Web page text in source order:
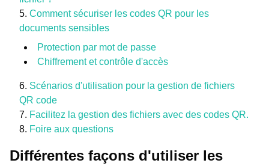
Comment sécuriser les codes QR pour les
documents sensibles
Protection par mot de passe
Chiffrement et contrôle d'accès
Scénarios d'utilisation pour la gestion de fichiers
QR code
Facilitez la gestion des fichiers avec des codes QR.
Foire aux questions
Différentes façons d'utiliser les